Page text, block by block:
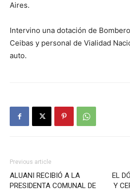
Aires.
Intervino una dotación de
Ceibas y personal de Vialidad
auto.
Previous article
ALUANI RECIBIÓ A LA
PRESIDENTA COMUNAL DE
EL
Y